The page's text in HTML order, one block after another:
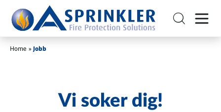
Home »Jobb
Vi soker dig!